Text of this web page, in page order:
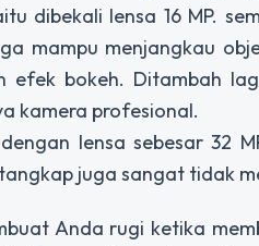
dibekali lensa 16 MP.
mampu menjangkau
efek bokeh. Ditambah
kamera profesional.
lensa sebesar 32
juga sangat tidak
Anda rugi ketika